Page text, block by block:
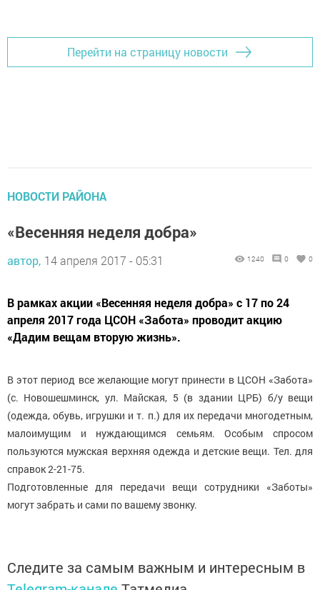
Перейти на страницу новости
НОВОСТИ РАЙОНА
«Весенняя неделя добра»
автор, 14 апреля 2017 - 05:31 1240 0 0
В рамках акции «Весенняя неделя добра» с 17 по 24
апреля 2017 года ЦСОН «Забота» проводит акцию
«Дадим вещам вторую жизнь».
В этот период все желающие могут принести в ЦСОН «Забота»
(с. Новошешминск, ул. Майская, 5 (в здании ЦРБ) б/у вещи
(одежда, обувь, игрушки и т. п.) для их передачи многодетным,
малоимущим и нуждающимся семьям. Особым спросом
пользуются мужская верхняя одежда и детские вещи. Тел. для
справок 2-21-75.
Подготовленные для передачи вещи сотрудники «Заботы»
могут забрать и сами по вашему звонку.
Следите за самым важным и интересным в